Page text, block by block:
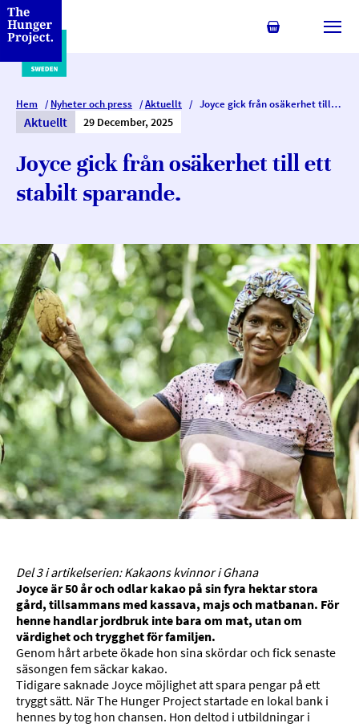
Min
Hem / Nyheter och press /Aktuellt / Joyce gick från osäkerhet till ett stabilt sparande.
Aktuellt 29 December, 2025
Joyce gick från osäkerhet till ett
stabilt sparande.
Del 3 i artikelserien: Kakaons kvinnor i Ghana
Joyce är 50 år och odlar kakao på sin fyra hektar stora
gård, tillsammans med kassava, majs och matbanan. För
henne handlar jordbruk inte bara om mat, utan om
värdighet och trygghet för familjen.
Genom hårt arbete ökade hon sina skördar och fick senaste
säsongen fem säckar kakao.
Tidigare saknade Joyce möjlighet att spara pengar på ett
tryggt sätt. När The Hunger Project startade en lokal bank i
hennes by tog hon chansen. Hon deltod i utbildningar i